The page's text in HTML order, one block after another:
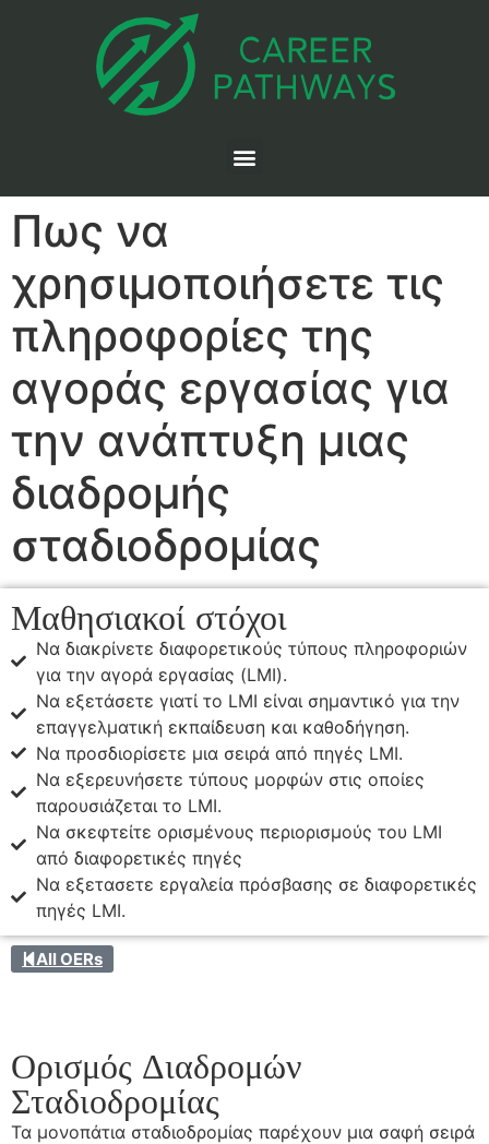
Πως να
χρησιμοποιήσετε τις
πληροφορίες της
αγοράς εργασίας για
την ανάπτυξη μιας
διαδρομής
σταδιοδρομίας
Μαθησιακοί στόχοι
Να διακρίνετε διαφορετικούς τύπους πληροφοριών
για την αγορά εργασίας (LMI).
Να εξετάσετε γιατί το LMI είναι σημαντικό για την
επαγγελματική εκπαίδευση και καθοδήγηση.
Να προσδιορίσετε μια σειρά από πηγές LMI.
Να εξερευνήσετε τύπους μορφών στις οποίες
παρουσιάζεται το LMI.
Να σκεφτείτε ορισμένους περιορισμούς του LMI
από διαφορετικές πηγές
Να εξετασετε εργαλεία πρόσβασης σε διαφορετικές
πηγές LMI.
All OERs
Ορισμός Διαδρομών
Σταδιοδρομίας
Τα μονοπάτια σταδιοδρομίας παρέχουν μια σαφή σειρά